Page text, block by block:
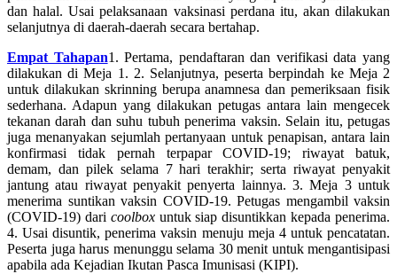
dan halal. Usai pelaksanaan vaksinasi perdana itu, akan dilakukan
selanjutnya di daerah-daerah secara bertahap.
Empat Tahapan1. Pertama, pendaftaran dan verifikasi data yang
dilakukan di Meja 1. 2. Selanjutnya, peserta berpindah ke Meja 2
untuk dilakukan skrinning berupa anamnesa dan pemeriksaan fisik
sederhana. Adapun yang dilakukan petugas antara lain mengecek
tekanan darah dan suhu tubuh penerima vaksin. Selain itu, petugas
juga menanyakan sejumlah pertanyaan untuk penapisan, antara lain
konfirmasi tidak pernah terpapar COVID-19; riwayat batuk,
demam, dan pilek selama 7 hari terakhir; serta riwayat penyakit
jantung atau riwayat penyakit penyerta lainnya. 3. Meja 3 untuk
menerima suntikan vaksin COVID-19. Petugas mengambil vaksin
(COVID-19) dari coolboxuntuk siap disuntikkan kepada penerima.
4. Usai disuntik, penerima vaksin menuju meja 4 untuk pencatatan.
Peserta juga harus menunggu selama 30 menit untuk mengantisipasi
apabila ada Kejadian Ikutan Pasca Imunisasi (KIPI).